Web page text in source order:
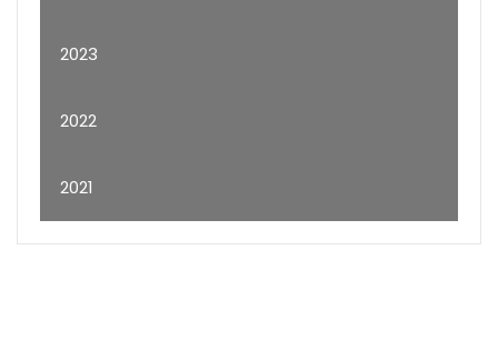
2023
2022
2021